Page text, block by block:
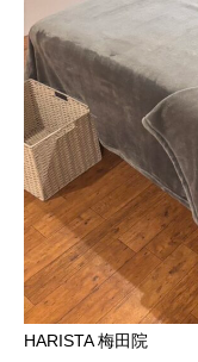
HARISTA 梅田院